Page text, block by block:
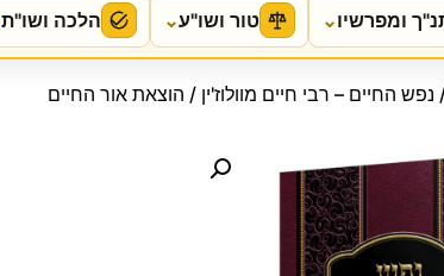
ומפרשיו⌄ טור ושו"ע⌄ הלכה ושו"ת
נפש החיים – רבי חיים מוולוז'ין / הוצאת אור החיים